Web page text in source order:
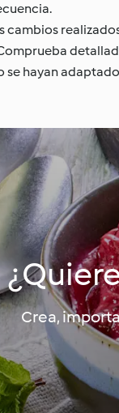
cambios
se hayan
Crea,